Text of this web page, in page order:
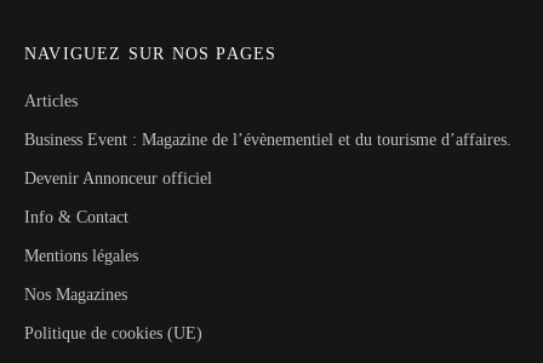
NAVIGUEZ SUR NOS PAGES
Articles
Business Event : Magazine de l’évènementiel et du tourisme d’affaires.
Devenir Annonceur officiel
Info & Contact
Mentions légales
Nos Magazines
Politique de cookies (UE)